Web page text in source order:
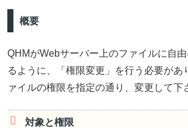
概要
QHMがWebサーバー上のファイルに自
るように、「権限変更」を行う必要があ
ァイルの権限を指定の通り、変更して下
対象と権限